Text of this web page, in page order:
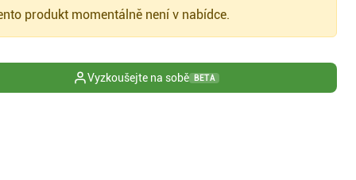
produkt momentálně není v nabídce.
Vyzkoušejte na sobě BETA